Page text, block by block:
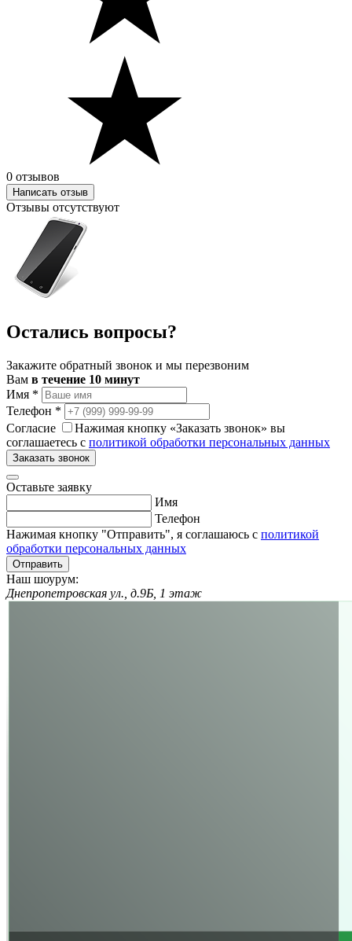
0 отзывов
Написать отзыв
Отзывы отсутствуют
Остались вопросы?
Закажите обратный звонок и мы перезвоним
Вам в течение 10 минут
Имя *
Телефон *
Согласие
Нажимая кнопку «Заказать звонок» вы
соглашаетесь с политикой обработки персональных данных
Заказать звонок
Оставьте заявку
Имя
Телефон
Нажимая кнопку "Отправить", я соглашаюсь с политикой
обработки персональных данных
Отправить
Наш шоурум:
Днепропетровская ул., д.9Б, 1 этаж